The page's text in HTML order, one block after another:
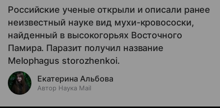
Российские ученые открыли и описали ранее
неизвестный науке вид мухи-кровососки,
найденный в высокогорьях Восточного
Памира. Паразит получил название
Melophagus storozhenkoi.
Екатерина Альбова
Автор Наука Mail